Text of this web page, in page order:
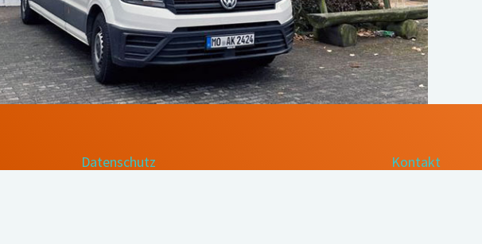
Datenschutz Kontakt